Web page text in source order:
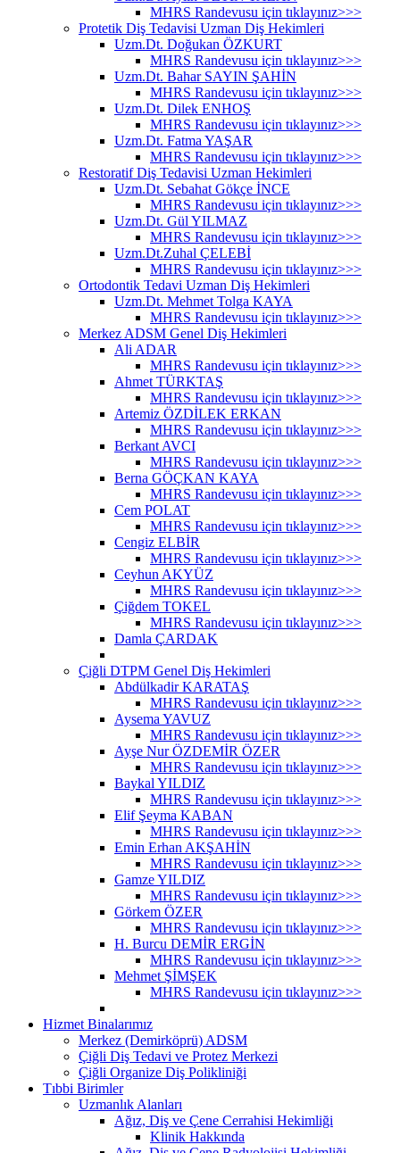
MHRS Randevusu için tıklayınız>>>
Protetik Diş Tedavisi Uzman Diş Hekimleri
Uzm.Dt. Doğukan ÖZKURT
MHRS Randevusu için tıklayınız>>>
Uzm.Dt. Bahar SAYIN ŞAHİN
MHRS Randevusu için tıklayınız>>>
Uzm.Dt. Dilek ENHOŞ
MHRS Randevusu için tıklayınız>>>
Uzm.Dt. Fatma YAŞAR
MHRS Randevusu için tıklayınız>>>
Restoratif Diş Tedavisi Uzman Hekimleri
Uzm.Dt. Sebahat Gökçe İNCE
MHRS Randevusu için tıklayınız>>>
Uzm.Dt. Gül YILMAZ
MHRS Randevusu için tıklayınız>>>
Uzm.Dt.Zuhal ÇELEBİ
MHRS Randevusu için tıklayınız>>>
Ortodontik Tedavi Uzman Diş Hekimleri
Uzm.Dt. Mehmet Tolga KAYA
MHRS Randevusu için tıklayınız>>>
Merkez ADSM Genel Diş Hekimleri
Ali ADAR
MHRS Randevusu için tıklayınız>>>
Ahmet TÜRKTAŞ
MHRS Randevusu için tıklayınız>>>
Artemiz ÖZDİLEK ERKAN
MHRS Randevusu için tıklayınız>>>
Berkant AVCI
MHRS Randevusu için tıklayınız>>>
Berna GÖÇKAN KAYA
MHRS Randevusu için tıklayınız>>>
Cem POLAT
MHRS Randevusu için tıklayınız>>>
Cengiz ELBİR
MHRS Randevusu için tıklayınız>>>
Ceyhun AKYÜZ
MHRS Randevusu için tıklayınız>>>
Çiğdem TOKEL
MHRS Randevusu için tıklayınız>>>
Damla ÇARDAK
Çiğli DTPM Genel Diş Hekimleri
Abdülkadir KARATAŞ
MHRS Randevusu için tıklayınız>>>
Aysema YAVUZ
MHRS Randevusu için tıklayınız>>>
Ayşe Nur ÖZDEMİR ÖZER
MHRS Randevusu için tıklayınız>>>
Baykal YILDIZ
MHRS Randevusu için tıklayınız>>>
Elif Şeyma KABAN
MHRS Randevusu için tıklayınız>>>
Emin Erhan AKŞAHİN
MHRS Randevusu için tıklayınız>>>
Gamze YILDIZ
MHRS Randevusu için tıklayınız>>>
Görkem ÖZER
MHRS Randevusu için tıklayınız>>>
H. Burcu DEMİR ERGİN
MHRS Randevusu için tıklayınız>>>
Mehmet ŞİMŞEK
MHRS Randevusu için tıklayınız>>>
Hizmet Binalarımız
Merkez (Demirköprü) ADSM
Çiğli Diş Tedavi ve Protez Merkezi
Çiğli Organize Diş Polikliniği
Tıbbi Birimler
Uzmanlık Alanları
Ağız, Diş ve Çene Cerrahisi Hekimliği
Klinik Hakkında